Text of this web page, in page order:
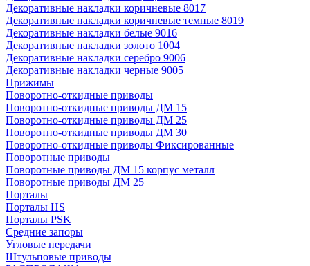
Декоративные накладки коричневые 8017
Декоративные накладки коричневые темные 8019
Декоративные накладки белые 9016
Декоративные накладки золото 1004
Декоративные накладки серебро 9006
Декоративные накладки черные 9005
Прижимы
Поворотно-откидные приводы
Поворотно-откидные приводы ДМ 15
Поворотно-откидные приводы ДМ 25
Поворотно-откидные приводы ДМ 30
Поворотно-откидные приводы Фиксированные
Поворотные приводы
Поворотные приводы ДМ 15 корпус металл
Поворотные приводы ДМ 25
Порталы
Порталы HS
Порталы PSK
Средние запоры
Угловые передачи
Штульповые приводы